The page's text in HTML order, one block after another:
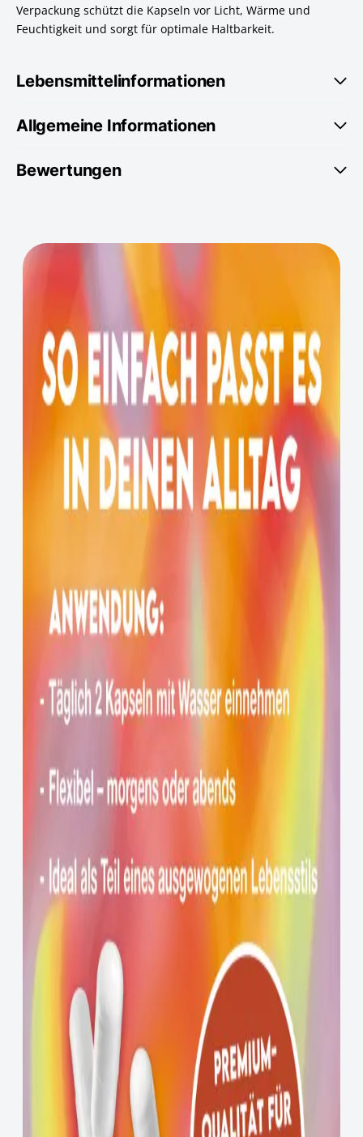
Verpackung schützt die Kapseln vor Licht, Wärme und
Feuchtigkeit und sorgt für optimale Haltbarkeit.
Lebensmittelinformationen
Allgemeine Informationen
Bewertungen